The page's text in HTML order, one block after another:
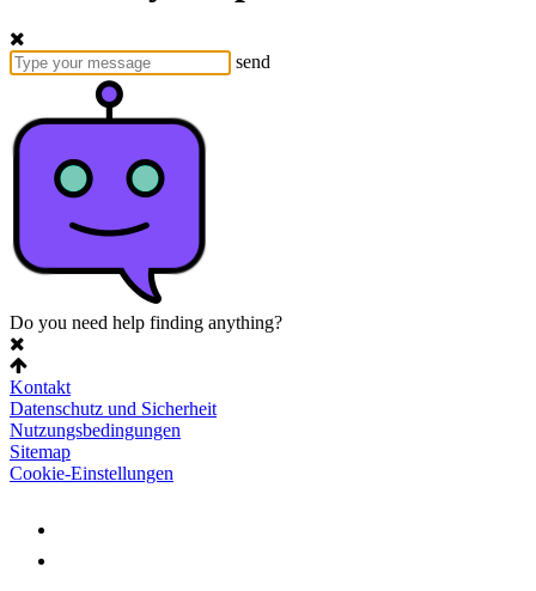
send
Do you need help finding anything?
Kontakt
Datenschutz und Sicherheit
Nutzungsbedingungen
Sitemap
Cookie-Einstellungen